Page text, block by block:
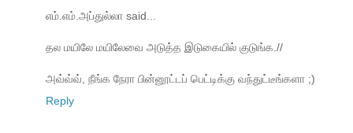
எம்.எம்.அப்துல்லா said...
தல மயிலே மயிலேவை அடுத்த இடுகையில் குடுங்க.//
அவ்வ்வ், நீங்க நேரா பின்னூட்டப் பெட்டிக்கு வந்துட்டீங்களா ;)
Reply